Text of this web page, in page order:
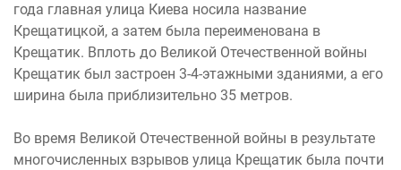
года главная улица Киева носила название
Крещатицкой, а затем была переименована в
Крещатик. Вплоть до Великой Отечественной войны
Крещатик был застроен 3-4-этажными зданиями, а его
ширина была приблизительно 35 метров.
Во время Великой Отечественной войны в результате
многочисленных взрывов улица Крещатик была почти